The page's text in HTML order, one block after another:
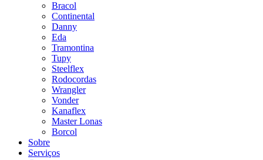
Bracol
Continental
Danny
Eda
Tramontina
Tupy
Steelflex
Rodocordas
Wrangler
Vonder
Kanaflex
Master Lonas
Borcol
Sobre
Serviços